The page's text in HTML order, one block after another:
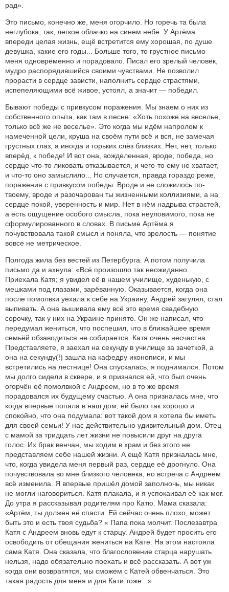
рад».
Это письмо, конечно же, меня огорчило. Но горечь та была
неглубока, так, легкое облачко на синем небе. У Артёма
впереди целая жизнь, ещё встретится ему хорошая, по душе
девушка, какие его годы... Больше того, то грустное письмо
меня одновременно и порадовало. Писал его зрелый человек,
мудро распорядившийся своими чувствами. Не позволил
прорасти в сердце зависти, наполнить сердце страстями,
испепеляющими всё живое, устоял, а значит — победил.
Бывают победы с привкусом поражения. Мы знаем о них из
собственного опыта, как там в песне: «Хоть похоже на веселье,
только всё же не веселье». Это когда мы идём напролом к
намеченной цели, круша на своём пути всё и вся, не замечая
грустных глаз, а иногда и горьких слёз близких. Нет, нет, только
вперёд, к победе! И вот она, вожделенная, вроде, победа, но
сердце что-то ликовать отказывается, и чего-то ему не хватает,
и что-то оно замыслило... Но случается, правда гораздо реже,
поражения с привкусом победы. Вроде и не сложилось по-
твоему, вроде и разочарован ты жизненными коллизиями, а на
сердце покой, уверенность и мир. Нет в нём надрыва страстей,
а есть ощущение особого смысла, пока неуловимого, пока не
сформулированного в словах. В письме Артёма я
почувствовала такой смысл и поняла, что зрелость — понятие
вовсе не метрическое.
Полгода жила без вестей из Петербурга. А потом получила
письмо да и ахнула: «Всё произошло так неожиданно.
Приехала Катя; я увидел её в нашем училище, худенькую, с
мешками под глазами, зарёванную. Оказывается, когда она
после помолвки уехала к себе на Украину, Андрей загулял, стал
выпивать. А она вышивала ему всё это время свадебную
сорочку, так у них на Украине принято. Он же написал, что
передумал жениться, что поспешил, что в ближайшее время
семьёй обзаводиться не собирается. Катя очень несчастна.
Представляете, я заехал на секунду в училище за зачеткой, а
она на секунду(!) зашла на кафедру иконописи, и мы
встретились на лестнице! Она спускалась, я поднимался. Потом
мы долго сидели в сквере, и я признался ей, что был очень
огорчён её помолвкой с Андреем, но в то же время
порадовался их будущему счастью. А она призналась мне, что
когда впервые попала в наш дом, ей было так хорошо и
спокойно, что она подумала: вот такой дом я хотела бы иметь
для своей семьи! У нас действительно удивительный дом. Отец
с мамой за тридцать лет жизни не повысили друг на друга
голос. Их брак венчан, мы ходим в храм и без этого не
представляем себе нашей жизни. А ещё Катя призналась мне,
что, когда увидела меня первый раз, сердце её дрогнуло. Она
почувствовала во мне близкого человека, но встреча с Андреем
всё изменила. Я впервые пришёл домой заполночь, мы никак
не могли наговориться. Катя плакала, и я успокаивал её как мог.
До утра я рассказывал родителям про Катю. Мама сказала:
«Артём, ты должен её спасти. Ей сейчас очень плохо, может
быть это и есть твоя судьба? « Папа пока молчит. Послезавтра
Катя с Андреем вновь едут к старцу. Андрей будет просить его
освободить от обещания жениться на Кате. На этом настояла
сама Катя. Она сказала, что благословение старца нарушать
нельзя, надо обязательно поехать и всё рассказать. А вот уж
когда они возвратятся, мы сможем с Катей обвенчаться. Это
такая радость для меня и для Кати тоже...»